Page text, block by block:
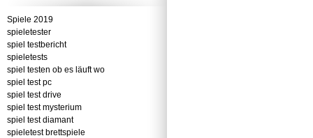
Spiele 2019
spieletester
spiel testbericht
spieletests
spiel testen ob es läuft wo
spiel test pc
spiel test drive
spiel test mysterium
spiel test diamant
spieletest brettspiele